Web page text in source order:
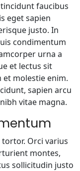
faucibus
eget sapien
justo. In
condimentum
urna a
et lectus sit
et molestie enim.
sapien arcu
vitae magna.
Orci varius
montes,
sollicitudin justo